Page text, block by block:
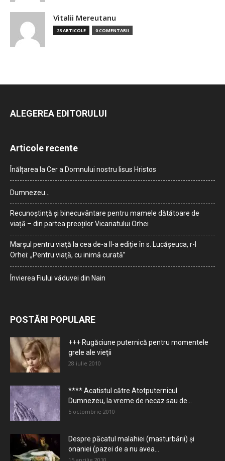
Vitalii Mereutanu
23 ARTICOLE 0 COMENTARII
ALEGEREA EDITORULUI
Articole recente
Înălțarea la Cer a Domnului nostru Iisus Hristos
Dumnezeu…
Recunoștință și binecuvântare pentru mamele dătătoare de
viață – din partea preoților Vicariatului Orhei
Marșul pentru viață la cea de-a II-a ediție în s. Lucășeuca, r-l
Orhei: „Pentru viață, cu inimă curată”
Învierea Fiului văduvei din Nain
POSTĂRI POPULARE
+++ Rugăciune puternică pentru momentele
grele ale vieţii
28 iulie 2010
**** Acatistul către Atotputernicul
Dumnezeu, la vreme de necaz sau de...
5 octombrie 2010
Despre păcatul malahiei (masturbării) şi
onaniei (pazei de a nu avea...